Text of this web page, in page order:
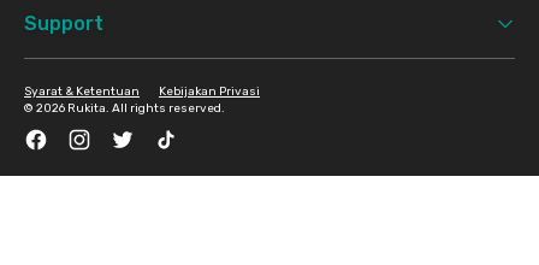
Support
© 2026 Rukita. All rights reserved.
Syarat & Ketentuan Kebijakan Privasi
FacebookInstagramTwitter TikTok